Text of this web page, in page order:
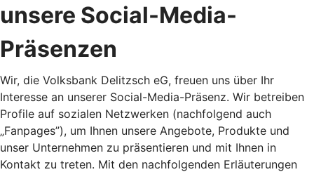
unsere Social-Media-
Präsenzen
Wir, die Volksbank Delitzsch eG, freuen uns über Ihr
Interesse an unserer Social-Media-Präsenz. Wir betreiben
Profile auf sozialen Netzwerken (nachfolgend auch
„Fanpages”), um Ihnen unsere Angebote, Produkte und
unser Unternehmen zu präsentieren und mit Ihnen in
Kontakt zu treten. Mit den nachfolgenden Erläuterungen